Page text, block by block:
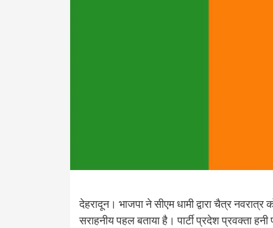
देहरादून। भाजपा ने सीएम धामी द्वारा चैत्र
सराहनीय पहल बताया है। पार्टी प्रदेश प्रवक्ता